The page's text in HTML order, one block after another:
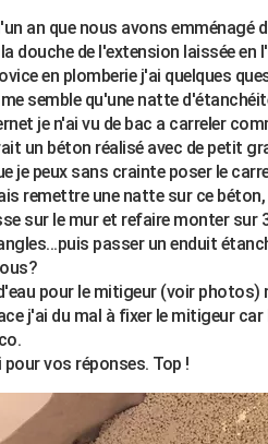
an que nous avons emménagé
douche de l'extension laissée
en plomberie j'ai quelques
semble qu'une natte
je n'ai vu de bac a carreler
un béton réalisé avec de petit
je peux sans crainte poser le
remettre une natte sur ce
sur le mur et refaire monter
passer un enduit
pour le mitigeur (voir photos)
j'ai du mal à fixer le mitigeur
pour vos réponses. Top !